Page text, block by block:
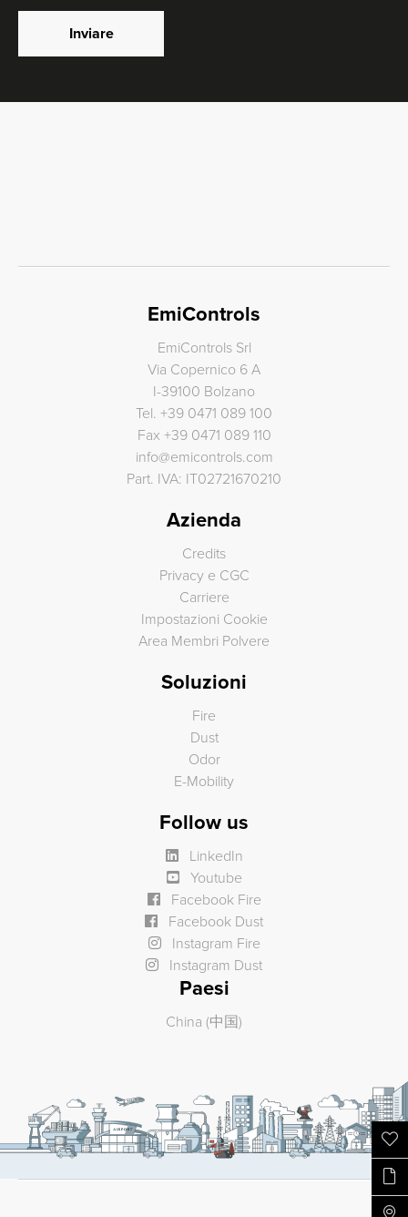
Inviare
EmiControls
EmiControls Srl
Via Copernico 6 A
I-39100 Bolzano
Tel. +39 0471 089 100
Fax +39 0471 089 110
info@emicontrols.com
Part. IVA: IT02721670210
Azienda
Credits
Privacy e CGC
Carriere
Impostazioni Cookie
Area Membri Polvere
Soluzioni
Fire
Dust
Odor
E-Mobility
Follow us
LinkedIn
Youtube
Facebook Fire
Facebook Dust
Instagram Fire
Instagram Dust
Paesi
China (中国)